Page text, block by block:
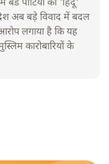
पार्टियों को 'हिंदू'
अब बड़े विवाद में बदल
लगाया है कि यह
कारोबारियों के